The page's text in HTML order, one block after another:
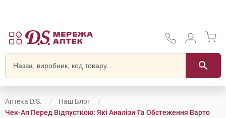
Аптека D.S.
Наш Блог
Чек-Ап Перед Відпусткою: Які Аналізи Та Обстеження Варто